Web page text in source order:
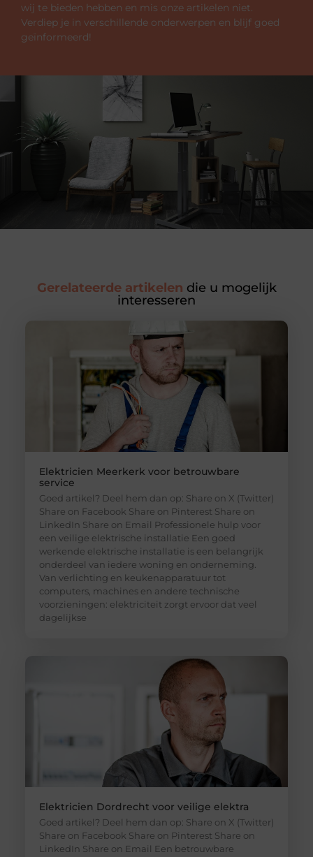
wij te bieden hebben en mis onze artikelen niet.
Verdiep je in verschillende onderwerpen en blijf goed
geïnformeerd!
Gerelateerde artikelen die u mogelijk
interesseren
Elektricien Meerkerk voor betrouwbare
service
Goed artikel? Deel hem dan op: Share on X (Twitter)
Share on Facebook Share on Pinterest Share on
LinkedIn Share on Email Professionele hulp voor
een veilige elektrische installatie Een goed
werkende elektrische installatie is een belangrijk
onderdeel van iedere woning en onderneming.
Van verlichting en keukenapparatuur tot
computers, machines en andere technische
voorzieningen: elektriciteit zorgt ervoor dat veel
dagelijkse
Elektricien Dordrecht voor veilige elektra
Goed artikel? Deel hem dan op: Share on X (Twitter)
Share on Facebook Share on Pinterest Share on
LinkedIn Share on Email Een betrouwbare